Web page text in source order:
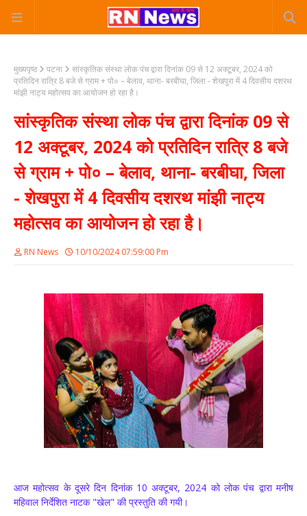
मुख्यपृष्ठ पटना
सांस्कृतिक संस्था लोक पंच द्वारा दिनांक 09 से 12 अक्टूबर, 2024 को
प्रतिदिन रात्रि 8 बजे से ग्राम + पो० – बेलाव, थाना- बरबीघा, जिला - शेखपुरा में 4 दिवसीय दशरथ
मांझी नाट्य महोत्सव का आयोजन हो रहा है।
सांस्कृतिक संस्था लोक पंच द्वारा दिनांक 09 से
12 अक्टूबर, 2024 को प्रतिदिन रात्रि 8 बजे
से ग्राम + पो० – बेलाव, थाना- बरबीघा, जिला
- शेखपुरा में 4 दिवसीय दशरथ मांझी नाट्य
महोत्सव का आयोजन हो रहा है।
RN News 10/10/2024 07:59:00 Pm
आज महोत्सव के दूसरे दिन दिनांक 10 अक्टूबर, 2024 को लोक पंच द्वारा मनीष
महिवाल निर्देशित नाटक "खेल" की प्रस्तुति की गयी।